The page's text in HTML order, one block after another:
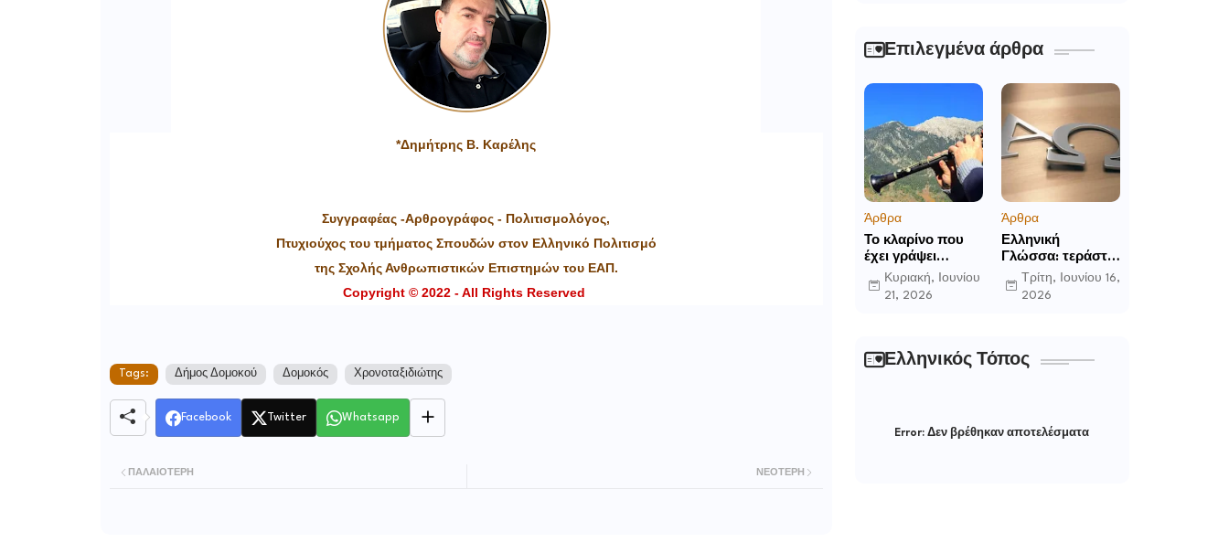
*Δημήτρης Β. Καρέλης
Συγγραφέας -Αρθρογράφος - Πολιτισμολόγος,
Πτυχιούχος του τμήματος Σπουδών στον Ελληνικό Πολιτισμό
της Σχολής Ανθρωπιστικών Επιστημών του ΕΑΠ.
Copyright © 2022 - All Rights Reserved
Tags: Δήμος Δομοκού Δομοκός Χρονοταξιδιώτης
Facebook Twitter Whatsapp
ΝΕΌΤΕΡΗ
ΠΑΛΑΙΌΤΕΡΗ
Επιλεγμένα άρθρα
Άρθρα
Το κλαρίνο που
έχει γράψει
ιστορία στα χωριά
της Ρούμελης
Κυριακή, Ιουνίου
21, 2026
Άρθρα
Ελληνική
Γλώσσα: τεράστια
η προσφορά της
στο παγκόσμιο
Τρίτη, Ιουνίου 16,
2026
Ελληνικός Τόπος
Error: Δεν βρέθηκαν αποτελέσματα